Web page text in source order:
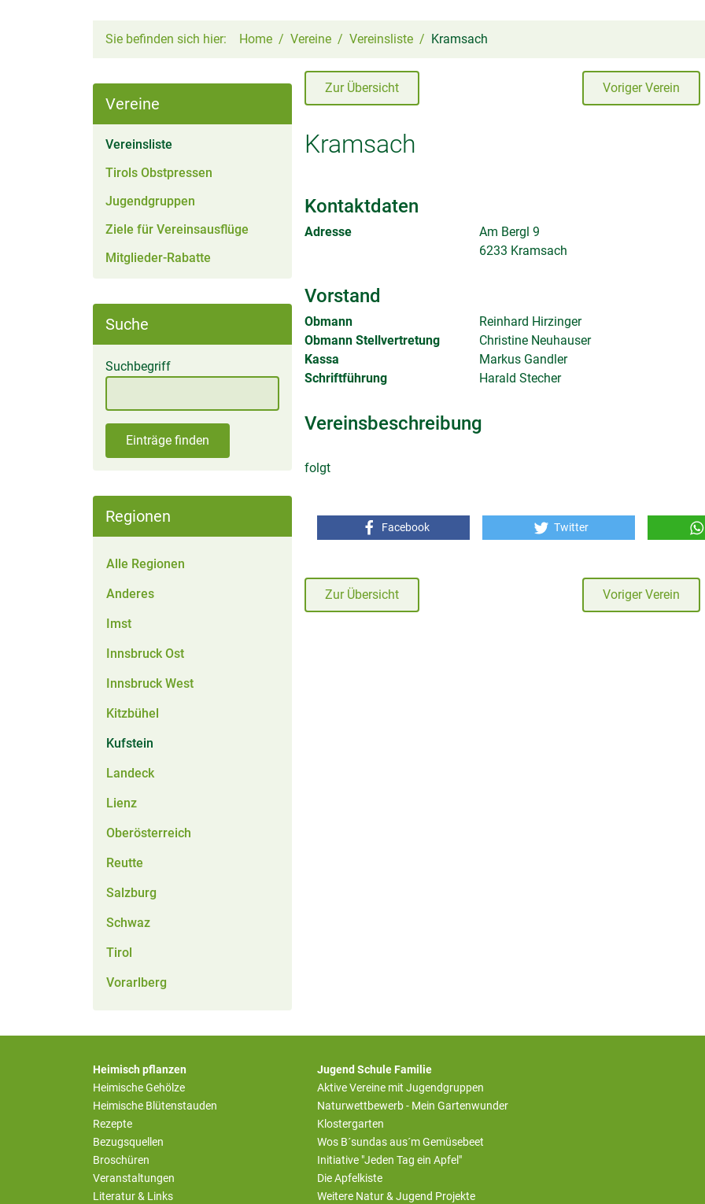
Sie befinden sich hier: Home Vereine Vereinsliste Kramsach
Vereine
Vereinsliste
Tirols Obstpressen
Jugendgruppen
Ziele für Vereinsausflüge
Mitglieder-Rabatte
Suche
Suchbegriff
Einträge finden
Regionen
Alle Regionen
Anderes
Imst
Innsbruck Ost
Innsbruck West
Kitzbühel
Kufstein
Landeck
Lienz
Oberösterreich
Reutte
Salzburg
Schwaz
Tirol
Vorarlberg
Zur Übersicht Voriger Verein
Kramsach
Kontaktdaten
Adresse
Am Bergl 9
6233 Kramsach
Vorstand
Obmann
Reinhard Hirzinger
Obmann Stellvertretung
Christine Neuhauser
Kassa
Markus Gandler
Schriftführung
Harald Stecher
Vereinsbeschreibung
folgt
Facebook Twitter
Zur Übersicht Voriger Verein
Heimisch pflanzen
Heimische Gehölze
Heimische Blütenstauden
Rezepte
Bezugsquellen
Broschüren
Veranstaltungen
Literatur & Links
Jugend Schule Familie
Aktive Vereine mit Jugendgruppen
Naturwettbewerb - Mein Gartenwunder
Klostergarten
Wos B´sundas aus´m Gemüsebeet
Initiative "Jeden Tag ein Apfel"
Die Apfelkiste
Weitere Natur & Jugend Projekte